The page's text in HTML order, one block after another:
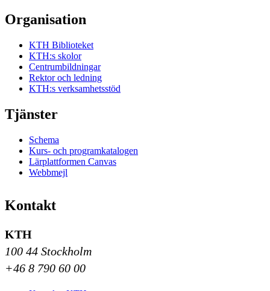
Organisation
KTH Biblioteket
KTH:s skolor
Centrumbildningar
Rektor och ledning
KTH:s verksamhetsstöd
Tjänster
Schema
Kurs- och programkatalogen
Lärplattformen Canvas
Webbmejl
Kontakt
KTH
100 44 Stockholm
+46 8 790 60 00